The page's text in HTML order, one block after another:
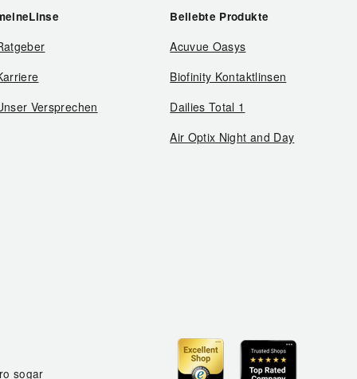
Versprechen
Beliebte Produkte
Acuvue Oasys
Biofinity Kontaktlinsen
Dailies Total 1
Air Optix Night and Day
sogar